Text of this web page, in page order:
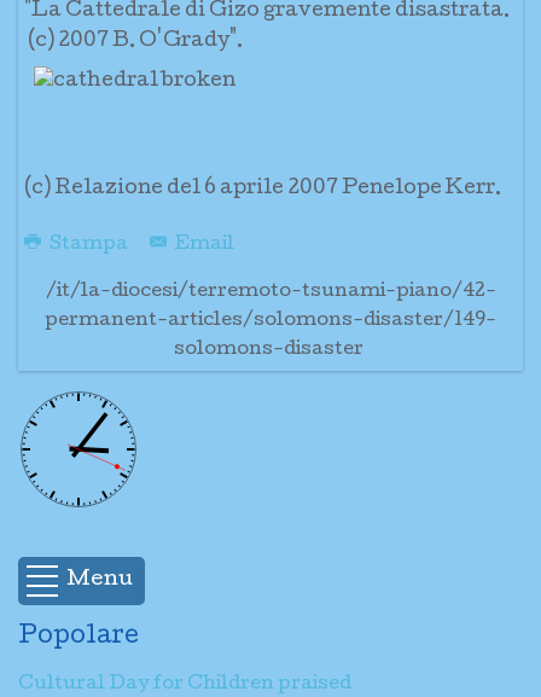
"La Cattedrale di Gizo gravemente disastrata.
(c) 2007 B. O'Grady".
(c) Relazione del 6 aprile 2007 Penelope Kerr.
Stampa Email
/it/la-diocesi/terremoto-tsunami-piano/42-
permanent-articles/solomons-disaster/149-
solomons-disaster
Menu
Popolare
Cultural Day for Children praised